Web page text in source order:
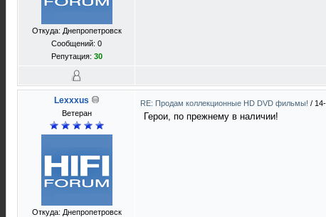
Откуда: Днепропетровск
Сообщений: 0
Репутация: 30
Lexxxus
Ветеран
Откуда: Днепропетровск
RE: Продам коллекционные HD DVD фильмы! /
Герои, по прежнему в наличии!